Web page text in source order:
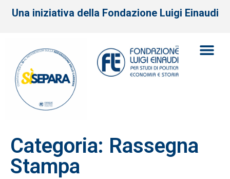
Una iniziativa della Fondazione Luigi Einaudi
Categoria: Rassegna
Stampa